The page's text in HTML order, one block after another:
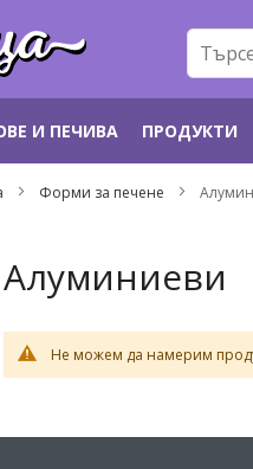
И ПЕЧИВА ПРОДУКТИ
Форми за печене
Алуминиеви
Не можем да намерим